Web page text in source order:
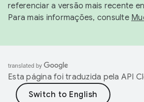
referenciar a versão mais recente
Para mais informações, consulte
Esta página foi traduzida pela API